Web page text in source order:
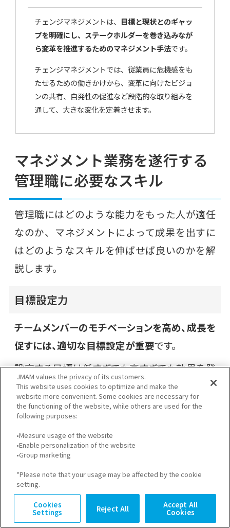
チェンジマネジメントは、 目標と現状とのギャッ
プを明確にし、ステークホルダーを巻き込みなが
ら変革を推進するためのマネジメント手法です。
チェンジマネジメントでは、従業員に危機感をも
たせるための働きかけから、変革に向けたビジョ
ンの共有、自発性の促進など段階的な取り組みを
通して、大きな変化を定着させます。
マネジメント業務を遂行する
管理職に必要なスキル
管理職にはどのような能力をもった人が適任
なのか、マネジメントによって成果を出すに
はどのようなスキルを伸ばせば良いのかを解
説します。
目標設定力
チームメンバーのモチベーションを高め、成長を
促すには、適切な目標設定が重要です。
設定する目標は低すぎても高すぎても効果を発
揮しません。実現可能な目標を正しく設定できる
能力が管理職に求められます。
状況把握力
組織やチームにおいて、
好な人間関係を維持するには、状況を把握する
能力が欠かせません。状況を適切に把握できな
いと、何かトラブルが起きた際などに迅速に対応
JMAM values the privacy of its customers.
This website uses cookies to optimize and make the
website more convenient. Some cookies are necessary for
the functioning of the website, while others are used for the
following purposes:
•Measure usage of the website
•Enable personalization of the website
•Group marketing
*Please note that your usage may be affected by the cookie
setting.
Cookies
Settings Reject All Accept All
Cookies